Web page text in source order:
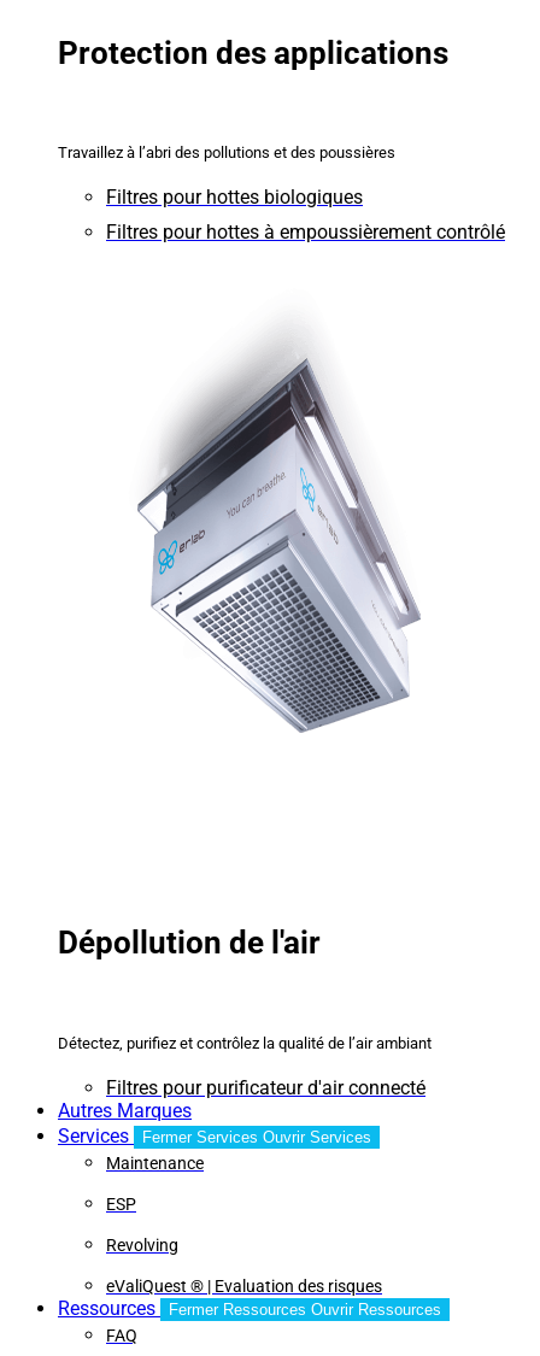
Protection des applications
Travaillez à l’abri des pollutions et des poussières
Filtres pour hottes biologiques
Filtres pour hottes à empoussièrement contrôlé
Dépollution de l'air
Détectez, purifiez et contrôlez la qualité de l’air ambiant
Filtres pour purificateur d'air connecté
Autres Marques
Services
Fermer Services Ouvrir Services
Maintenance
ESP
Revolving
eValiQuest ® | Evaluation des risques
Ressources Fermer Ressources Ouvrir Ressources
FAQ